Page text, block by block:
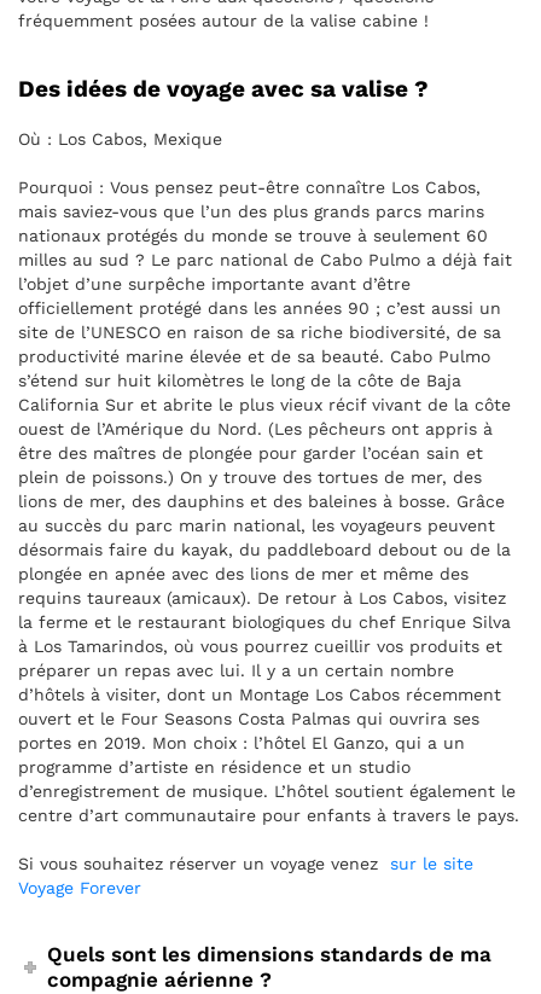
fréquemment posées autour de la valise cabine !
Des idées de voyage avec sa valise ?
Où : Los Cabos, Mexique
Pourquoi : Vous pensez peut-être connaître Los Cabos,
mais saviez-vous que l’un des plus grands parcs marins
nationaux protégés du monde se trouve à seulement 60
milles au sud ? Le parc national de Cabo Pulmo a déjà fait
l’objet d’une surpêche importante avant d’être
officiellement protégé dans les années 90 ; c’est aussi un
site de l’UNESCO en raison de sa riche biodiversité, de sa
productivité marine élevée et de sa beauté. Cabo Pulmo
s’étend sur huit kilomètres le long de la côte de Baja
California Sur et abrite le plus vieux récif vivant de la côte
ouest de l’Amérique du Nord. (Les pêcheurs ont appris à
être des maîtres de plongée pour garder l’océan sain et
plein de poissons.) On y trouve des tortues de mer, des
lions de mer, des dauphins et des baleines à bosse. Grâce
au succès du parc marin national, les voyageurs peuvent
désormais faire du kayak, du paddleboard debout ou de la
plongée en apnée avec des lions de mer et même des
requins taureaux (amicaux). De retour à Los Cabos, visitez
la ferme et le restaurant biologiques du chef Enrique Silva
à Los Tamarindos, où vous pourrez cueillir vos produits et
préparer un repas avec lui. Il y a un certain nombre
d’hôtels à visiter, dont un Montage Los Cabos récemment
ouvert et le Four Seasons Costa Palmas qui ouvrira ses
portes en 2019. Mon choix : l’hôtel El Ganzo, qui a un
programme d’artiste en résidence et un studio
d’enregistrement de musique. L’hôtel soutient également le
centre d’art communautaire pour enfants à travers le pays.
Si vous souhaitez réserver un voyage venez sur le site
Voyage Forever
Quels sont les dimensions standards de ma
compagnie aérienne ?